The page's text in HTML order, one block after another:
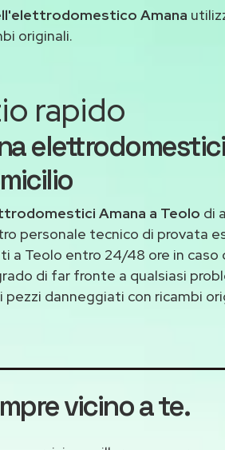
Amana
originali.
rapido
Amana a Teolo di
personale tecnico di provata
a Teolo entro 24/48 ore in caso
di far fronte a qualsiasi
danneggiati con ricambi
vicino a te.